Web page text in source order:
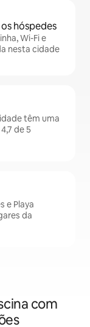
hóspedes
Wi-Fi e
nesta cidade
têm uma
de 5
e Playa
da
com